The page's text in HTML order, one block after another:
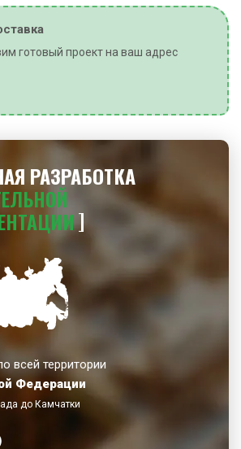
готовый проект на ваш адрес
РАЗРАБОТКА
всей территории
Федерации
до Камчатки